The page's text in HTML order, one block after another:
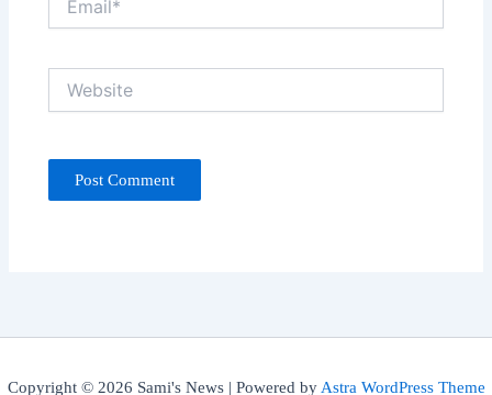
Copyright © 2026 Sami's News | Powered by Astra WordPress Theme